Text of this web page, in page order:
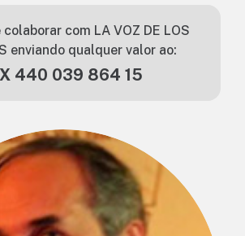
com LA VOZ DE LOS
enviando qualquer valor ao:
440 039 864 15